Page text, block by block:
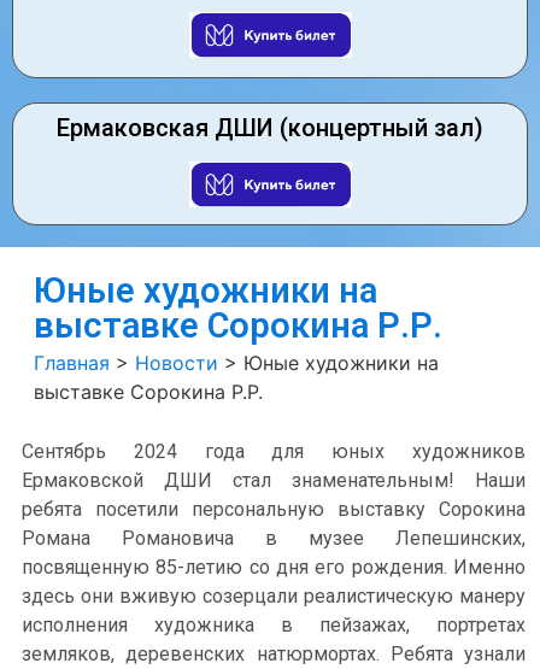
Ермаковская ДШИ (концертный зал)
Юные художники на
выставке Сорокина Р.Р.
Главная > Новости > Юные художники на
выставке Сорокина Р.Р.
Сентябрь 2024 года для юных художников
Ермаковской ДШИ стал знаменательным! Наши
ребята посетили персональную выставку Сорокина
Романа Романовича в музее Лепешинских,
посвященную 85-летию со дня его рождения. Именно
здесь они вживую созерцали реалистическую манеру
исполнения художника в пейзажах, портретах
земляков, деревенских натюрмортах. Ребята узнали